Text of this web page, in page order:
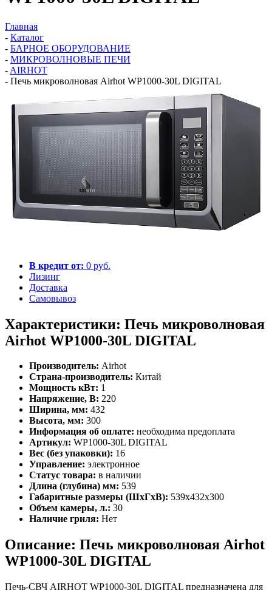
Главная
- Каталог
- БАРНОЕ ОБОРУДОВАНИЕ
- МИКРОВОЛНОВЫЕ ПЕЧИ
- AIRHOT
- Печь микроволновая Airhot WP1000-30L DIGITAL
В кредит от: 0 руб.
Лизинг
Доставка
Самовывоз
Характеристики: Печь микроволновая
Airhot WP1000-30L DIGITAL
Производитель: Airhot
Страна-производитель: Китай
Мощность кВт: 1
Напряжение, В: 220
Ширина, мм: 432
Высота, мм: 300
Информация об оплате: необходима предоплата
Артикул: WP1000-30L DIGITAL
Вес (без упаковки): 16
Управление: электронное
Статус товара: в наличии
Длина (глубина) мм: 539
Габаритные размеры (ШхГхВ): 539x432x300
Объем камеры, л.: 30
Наличие гриля: Нет
Описание: Печь микроволновая Airhot
WP1000-30L DIGITAL
Печь-СВЧ AIRHOT WP1000-30L DIGITAL предназначена для